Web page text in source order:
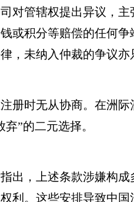
管辖权提出异议，主
或积分等赔偿的任何
，未纳入仲裁的争议亦
时无从协商。在洲际
”的二元选择。
，上述条款涉嫌构成
利。这些安排导致中